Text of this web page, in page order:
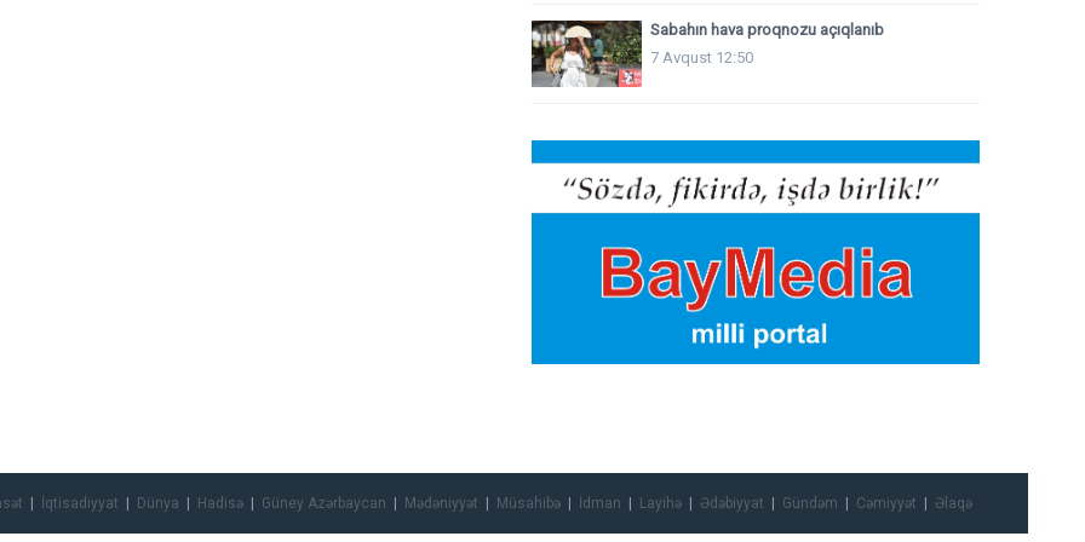
Sabahın hava proqnozu açıqlanıb
7 Avqust 12:50
İqtisadiyyat Dünya Hadisə Güney Azərbaycan Mədəniyyət Müsahibə İdman Layihə Ədəbiyyat Gündəm Cəmiyyət Əlaqə